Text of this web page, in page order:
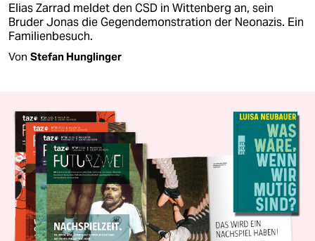
Elias Zarrad meldet den CSD in Wittenberg an, sein
Bruder Jonas die Gegendemonstration der Neonazis. Ein
Familienbesuch.
Von Stefan Hunglinger